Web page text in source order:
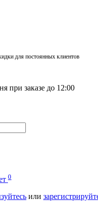
для постоянных клиентов
при заказе до 12:00
0
или